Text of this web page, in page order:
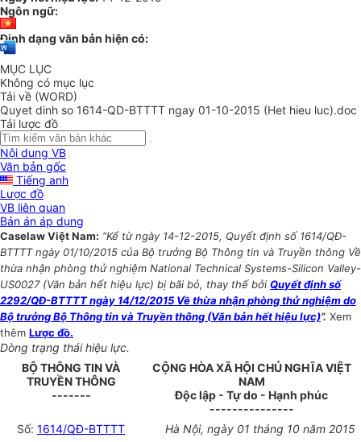
Ngôn ngữ:
Định dạng văn bản hiện có:
MỤC LỤC
Không có mục lục
Tải về (WORD)
Quyet dinh so 1614-QD-BTTTT ngay 01-10-2015 (Het hieu luc).doc
Tải lược đồ
Nội dung VB
Văn bản gốc
Tiếng anh
Lược đồ
VB liên quan
Bản án áp dụng
Caselaw Việt Nam: “Kể từ ngày 14-12-2015, Quyết định số 1614/QĐ-
BTTTT ngày 01/10/2015 của Bộ trưởng Bộ Thông tin và Truyền thông Về
thừa nhận phòng thử nghiệm National Technical Systems-Silicon Valley-
US0027 (Văn bản hết hiệu lực) bị bãi bỏ, thay thế bởi Quyết định số
2292/QĐ-BTTTT ngày 14/12/2015 Về thừa nhận phòng thử nghiệm do
Bộ trưởng Bộ Thông tin và Truyền thông (Văn bản hết hiệu lực)”. Xem
thêm Lược đồ.
Dòng trạng thái hiệu lực.
BỘ THÔNG TIN VÀ
TRUYỀN THÔNG
-------
CỘNG HÒA XÃ HỘI CHỦ NGHĨA VIỆT
NAM
Độc lập - Tự do - Hạnh phúc
---------------
Số: 1614/QĐ-BTTTT Hà Nội, ngày 01 tháng 10năm 2015